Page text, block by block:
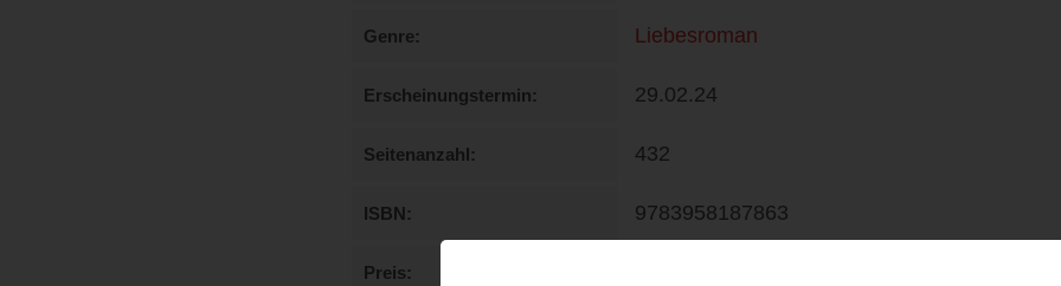
Genre Liebesroman
Erscheinungstermin 29.02.24
Seitenanzahl 432
ISBN 9783958187863
Preis